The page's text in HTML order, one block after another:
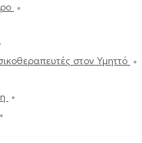
στον Υμηττό